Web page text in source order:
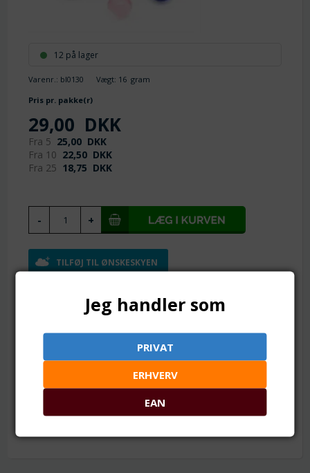
12 på lager
Varenr.: bl0130 Vægt: 16 gram
Pris pr. pakke(r)
29,00 DKK
Fra 5 25,00 DKK
Fra 10 22,50 DKK
Fra 25 18,75 DKK
TILFØJ TIL ØNSKESKYEN
Hul: ca. 1.5 mm
Farve: 7-9 forskellige blandet tilfældig (billedet er
Antal: ca. 15 gram/ ca. 45-50 stk.
Jeg handler som
PRIVAT
ERHVERV
EAN